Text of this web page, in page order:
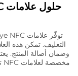
التغليف. تمكن هذه
مخصصة لعلامات NFC تجمع بين تبادل البيانات الآمن والتفاعل مع العملاء.